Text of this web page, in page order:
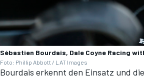
Sébastien Bourdais, Dale Coyne Racing
Foto: Phillip Abbott / LAT Images
Bourdais erkennt den Einsatz und